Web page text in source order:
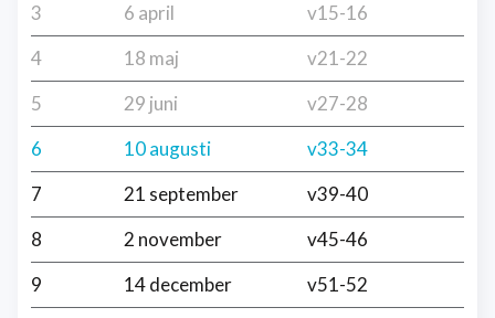
3
6 april
v15-16
4
18 maj
v21-22
5
29 juni
v27-28
6
10 augusti
v33-34
7
21 september
v39-40
8
2 november
v45-46
9
14 december v51-52